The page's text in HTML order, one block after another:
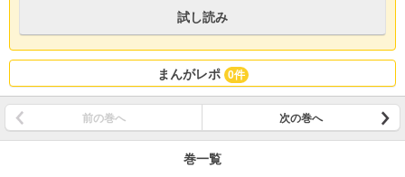
試し読み
まんがレポ 0件
前の巻へ 次の巻へ
巻一覧